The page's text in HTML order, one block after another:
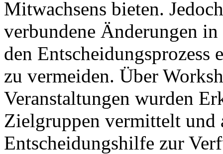
Mitwachsens bieten.
verbundene Änderungen
den
zu vermeiden. Über
Veranstaltungen wurden
Zielgruppen vermittelt und
Entscheidungshilfe zur